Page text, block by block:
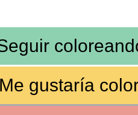
Me gustaría